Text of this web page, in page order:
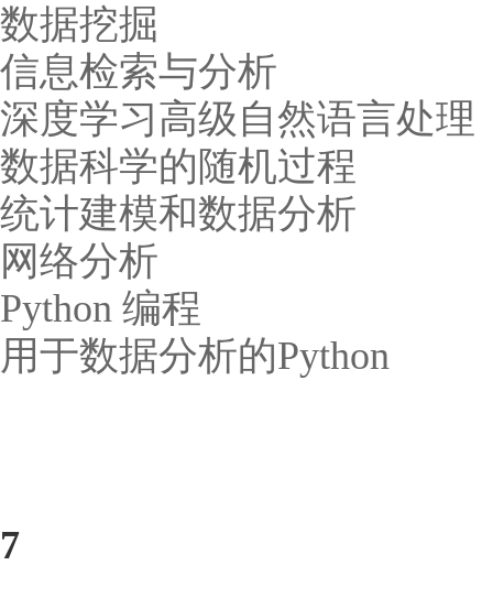
数据挖掘
信息检索与分析
深度学习高级自然语言处理
数据科学的随机过程
统计建模和数据分析
网络分析
Python 编程
用于数据分析的Python
7